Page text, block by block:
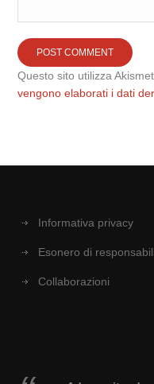
Questo sito utilizza
vengono elaborati i dati
Informativa privacy
Esonero di
Collaborazioni